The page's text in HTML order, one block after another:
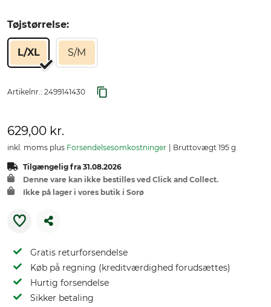
Tøjstørrelse:
L/XL S/M
Artikelnr.: 2499141430
629,00 kr.
inkl. moms plus Forsendelsesomkostninger Bruttovægt 195 g
Tilgængelig fra 31.08.2026
Denne vare kan ikke bestilles ved Click and Collect.
Ikke på lager i vores butik i Sorø
Gratis returforsendelse
Køb på regning (kreditværdighed forudsættes)
Hurtig forsendelse
Sikker betaling